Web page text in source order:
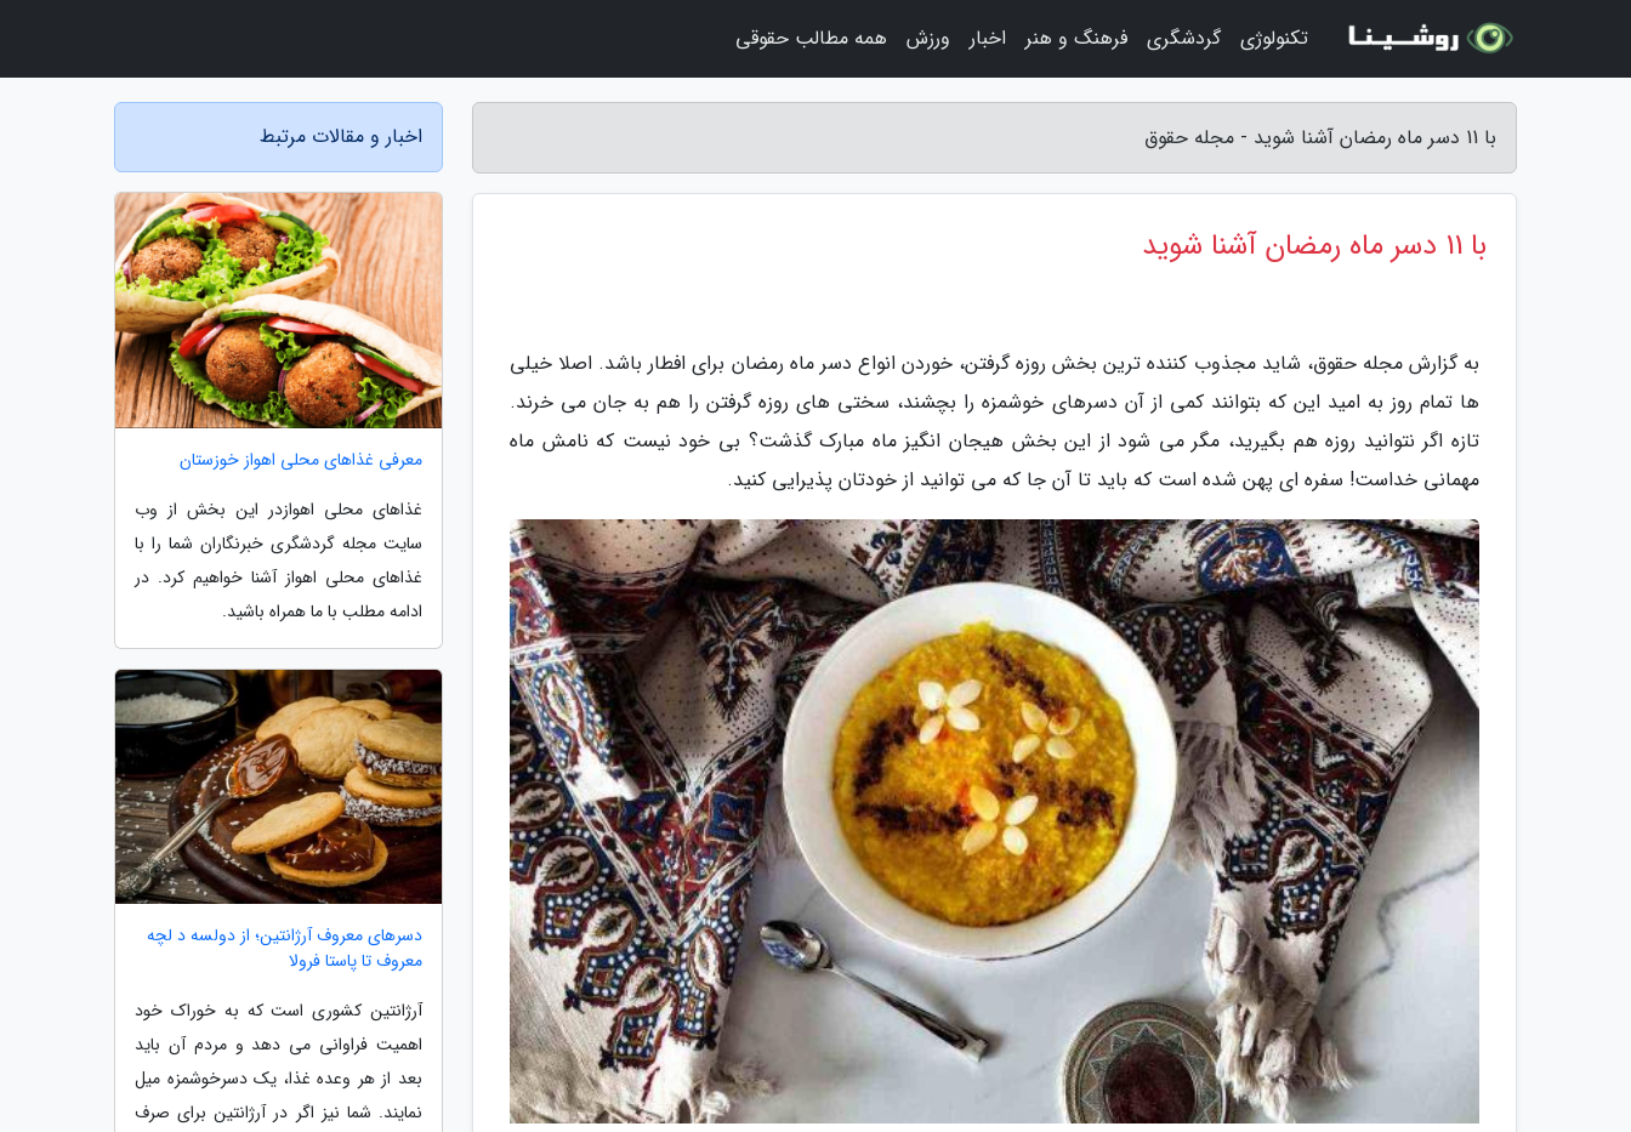
با 11 دسر ماه رمضان آشنا شوید - مجله حقوق
با 11 دسر ماه رمضان آشنا شوید
به گزارش مجله حقوق، شاید مجذوب کننده ترین بخش روزه گرفتن، خوردن انواع دسر ماه رمضان برای افطار باشد. اصلا خیلی
ها تمام روز به امید این که بتوانند کمی از آن دسرهای خوشمزه را بچشند، سختی های روزه گرفتن را هم به جان می خرند.
تازه اگر نتوانید روزه هم بگیرید، مگر می شود از این بخش هیجان انگیز ماه مبارک گذشت؟ بی خود نیست که نامش ماه
مهمانی خداست! سفره ای پهن شده است که باید تا آن جا که می توانید از خودتان پذیرایی کنید.
اخبار و مقالات مرتبط
معرفی غذاهای محلی اهواز خوزستان
غذاهای محلی اهوازدر این بخش از وب
سایت مجله گردشگری خبرنگاران شما را با
غذاهای محلی اهواز آشنا خواهیم کرد. در
ادامه مطلب با ما همراه باشید.
دسرهای معروف آرژانتین؛ از دولسه د لچه
معروف تا پاستا فرولا
آرژانتین کشوری است که به خوراک خود
اهمیت فراوانی می دهد و مردم آن باید
بعد از هر وعده غذا، یک دسرخوشمزه میل
نمایند. شما نیز اگر در آرژانتین برای صرف
تکنولوژی گردشگری فرهنگ و هنر اخبار ورزش همه مطالب حقوقی